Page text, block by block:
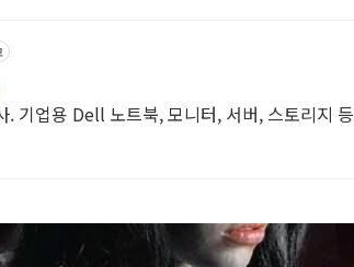
. 기업용 Dell 노트북, 모니터, 서버, 스토리지 등